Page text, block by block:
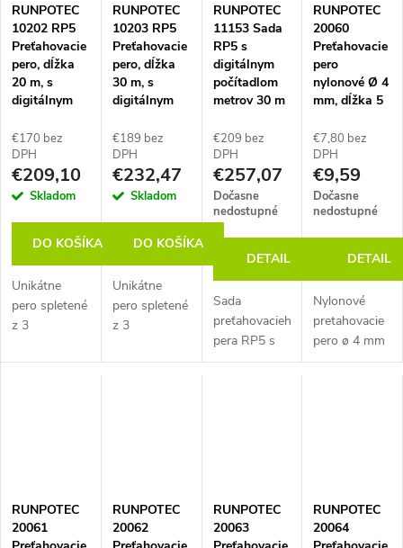
boxu.
Náhrada za...
Náhrada za
produkt
POWER
REX.
Náhrada za
produkt
POWER
REX.
Náhrada za
produkt
POWER
REX.
RUNPOTEC
10202 RP5
Preťahovacie
pero, dĺžka
20 m, s
digitálnym
metrov
€170 bez
DPH
€209,10
Skladom
DO KOŠÍKA
Unikátne
pero spletené
z 3
plastových
špičkou RG7
na oboch...
RUNPOTEC
10203 RP5
Preťahovacie
pero, dĺžka
30 m, s
digitálnym
metrov
€189 bez
DPH
€232,47
Skladom
DO KOŠÍKA
Unikátne
pero spletené
z 3
plastových
špičkou RG7
na oboch...
RUNPOTEC
11153 Sada
RP5 s
digitálnym
počítadlom
metrov 30 m
slučky s
háčikom, 4-
dielna sada
€209 bez
DPH
€257,07
Dočasne
nedostupné
DETAIL
Sada
preťahovacieho
pera RP5 s
digitálnym
káblových
slučiek s...
RUNPOTEC
20060
Preťahovacie
pero
nylonové Ø 4
mm, dĺžka 5
€7,80 bez
DPH
€9,59
Dočasne
nedostupné
DETAIL
Nylonové
pretahovacie
pero ø 4 mm
s pružinou a
RUNPOTEC
20061
RUNPOTEC
20062
RUNPOTEC
20063
RUNPOTEC
20064